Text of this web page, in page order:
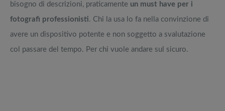
bisogno di descrizioni, praticamente un must have per i
fotografi professionisti. Chi la usa lo fa nella convinzione di
avere un dispositivo potente e non soggetto a svalutazione
col passare del tempo. Per chi vuole andare sul sicuro.